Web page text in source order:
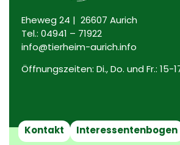
Eheweg 24 | 26607 Aurich
Tel.: 04941 – 71922
info@tierheim-aurich.info
Öffnungszeiten: Di., Do. und Fr.: 15-
Kontakt Interessentenbogen